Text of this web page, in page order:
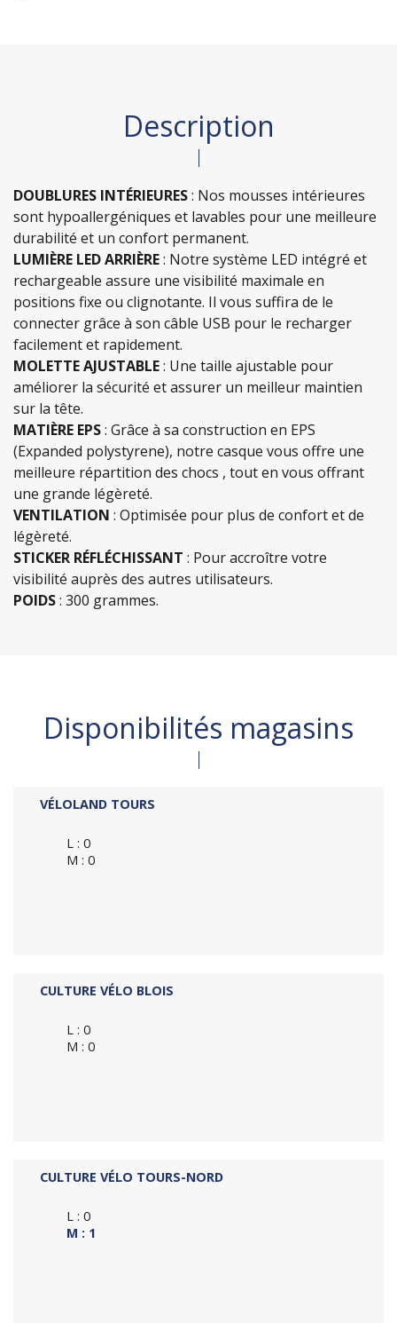
Description
DOUBLURES INTÉRIEURES: Nos mousses intérieures
sont hypoallergéniques et lavables pour une meilleure
durabilité et un confort permanent.
LUMIÈRE LED ARRIÈRE: Notre système LED intégré et
rechargeable assure une visibilité maximale en
positions fixe ou clignotante. Il vous suffira de le
connecter grâce à son câble USB pour le recharger
facilement et rapidement.
MOLETTE AJUSTABLE: Une taille ajustable pour
améliorer la sécurité et assurer un meilleur maintien
sur la tête.
MATIÈRE EPS: Grâce à sa construction en EPS
(Expanded polystyrene), notre casque vous offre une
meilleure répartition des chocs , tout en vous offrant
une grande légèreté.
VENTILATION : Optimisée pour plus de confort et de
légèreté.
STICKER RÉFLÉCHISSANT : Pour accroître votre
visibilité auprès des autres utilisateurs.
POIDS: 300 grammes.
Disponibilités magasins
VÉLOLAND TOURS
L : 0
M : 0
CULTURE VÉLO BLOIS
L : 0
M : 0
CULTURE VÉLO TOURS-NORD
L : 0
M : 1